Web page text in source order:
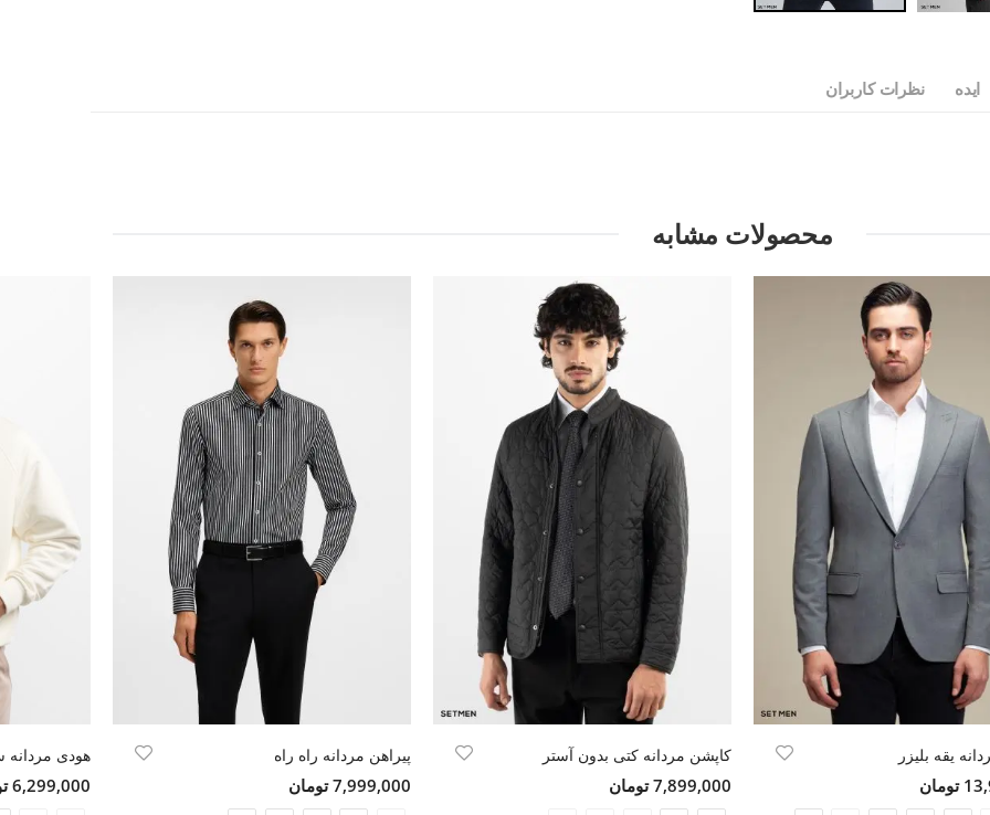
ایده نظرات کاربران
محصولات مشابه
یقه بلیزر کاپشن مردانه کتی بدون آستر
7,899,000 تومان
پیراهن مردانه راه راه
7,999,000 تومان 6,299,000 تومان